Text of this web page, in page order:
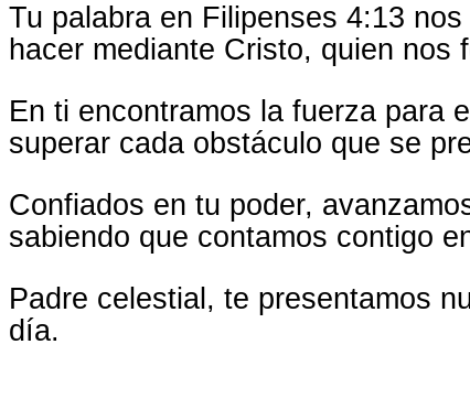
Tu palabra en Filipenses 4:13
hacer mediante Cristo, quien nos
En ti encontramos la fuerza para
superar cada obstáculo que se
Confiados en tu poder,
sabiendo que contamos contigo
Padre celestial, te presentamos
día.